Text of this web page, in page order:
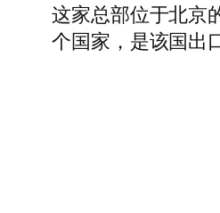
这家总部位于北京
个国家，是该国出